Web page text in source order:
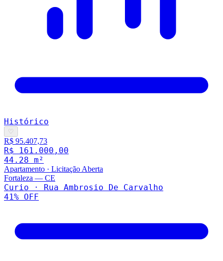
Histórico
♡
R$ 95.407,73
R$ 161.000,00
44.28 m²
Apartamento · Licitação Aberta
Fortaleza — CE
Curio · Rua Ambrosio De Carvalho
41% OFF